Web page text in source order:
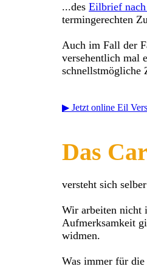
...des Eilbrief
termingerechten
Auch im Fall der
versehentlich mal
schnellstmögliche
▶ Jetzt online Eil
Das
versteht sich
Wir arbeiten nicht
Aufmerksamkeit
widmen.
Was immer für